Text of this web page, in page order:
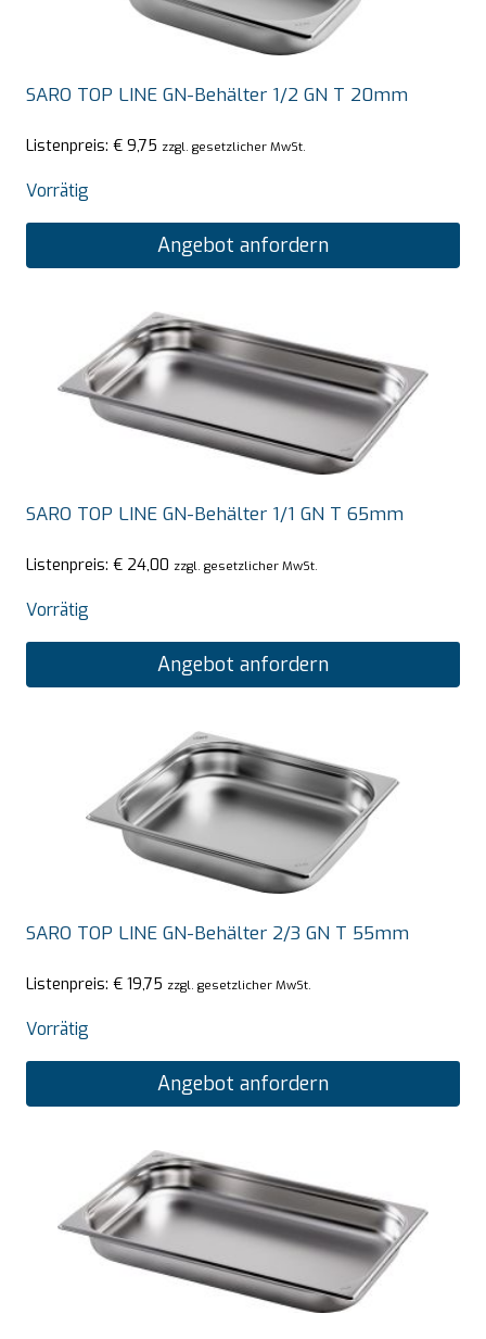
SARO TOP LINE GN-Behälter 1/2 GN T 20mm
Listenpreis: € 9,75 zzgl. gesetzlicher MwSt.
Vorrätig
Angebot anfordern
SARO TOP LINE GN-Behälter 1/1 GN T 65mm
Listenpreis: € 24,00 zzgl. gesetzlicher MwSt.
Vorrätig
Angebot anfordern
SARO TOP LINE GN-Behälter 2/3 GN T 55mm
Listenpreis: € 19,75 zzgl. gesetzlicher MwSt.
Vorrätig
Angebot anfordern